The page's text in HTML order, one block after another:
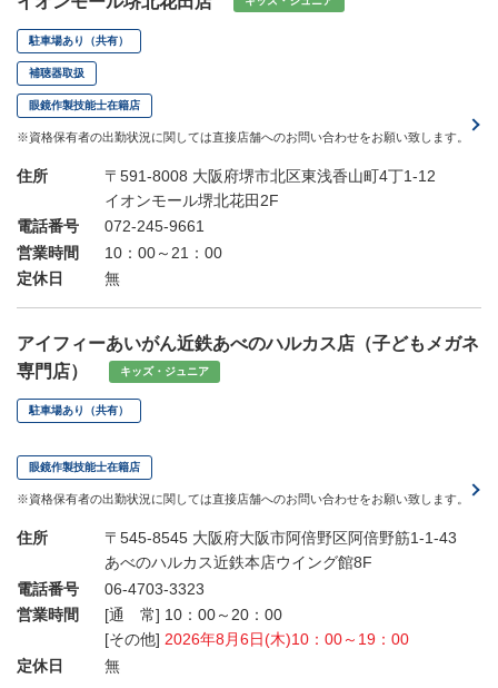
駐車場あり（共有）
補聴器取扱
眼鏡作製技能士在籍店
※資格保有者の出勤状況に関しては直接店舗へのお問い合わせをお願い致します。
住所
〒591-8008 大阪府堺市北区東浅香山町4丁1-12
イオンモール堺北花田2F
電話番号
072-245-9661
営業時間
10：00～21：00
定休日
無
アイフィーあいがん近鉄あべのハルカス店（子どもメガネ
専門店）
キッズ・ジュニア
駐車場あり（共有）
眼鏡作製技能士在籍店
※資格保有者の出勤状況に関しては直接店舗へのお問い合わせをお願い致します。
住所
〒545-8545 大阪府大阪市阿倍野区阿倍野筋1-1-43
あべのハルカス近鉄本店ウイング館8F
電話番号
06-4703-3323
営業時間
[通 常] 10：00～20：00
[その他] 2026年8月6日(木)10：00～19：00
定休日
無